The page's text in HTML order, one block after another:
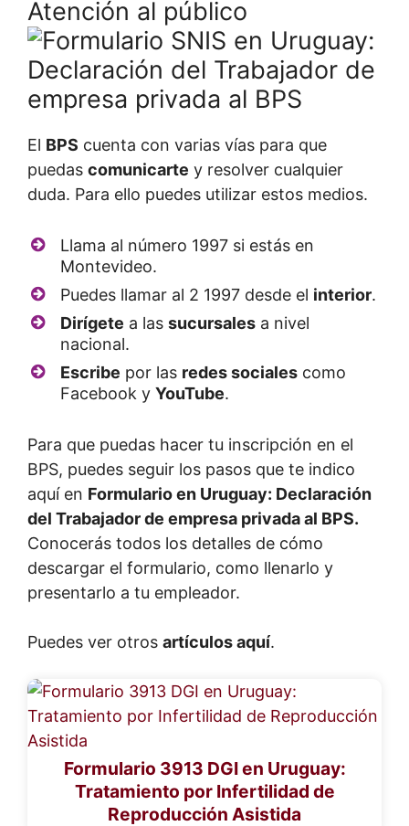
Atención al público
El BPS cuenta con varias vías para que
puedas comunicarte y resolver cualquier
duda. Para ello puedes utilizar estos medios.
Llama al número 1997 si estás en
Montevideo.
Puedes llamar al 2 1997 desde el interior.
Dirígete a las sucursales a nivel
nacional.
Escribe por las redes sociales como
Facebook y YouTube.
Para que puedas hacer tu inscripción en el
BPS, puedes seguir los pasos que te indico
aquí en Formulario en Uruguay: Declaración
del Trabajador de empresa privada al BPS.
Conocerás todos los detalles de cómo
descargar el formulario, como llenarlo y
presentarlo a tu empleador.
Puedes ver otros artículos aquí.
Formulario 3913 DGI en Uruguay:
Tratamiento por Infertilidad de
Reproducción Asistida